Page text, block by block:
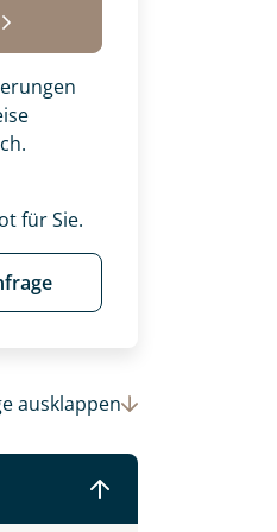
für Sie.
ausklappen